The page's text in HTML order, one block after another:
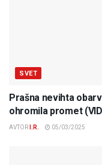
SVET
Prašna nevihta
ohromila promet
AVTOR I.R. 05/03/2025